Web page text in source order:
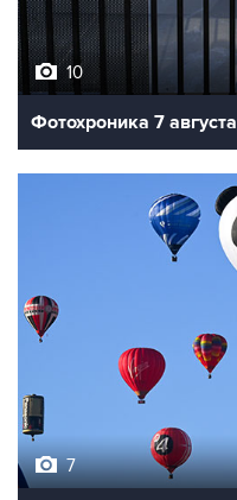
10
Фотохроника 7 августа
7